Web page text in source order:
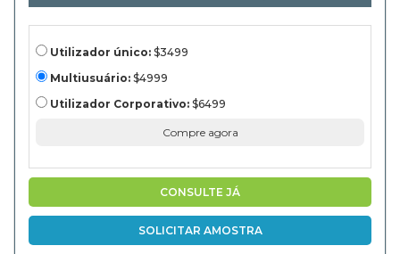
Cinema
Broadcasting,
Video,
Content, Live
Freelancers &
Creators,
Educational
Broadcasting
Utilizador único: $3499
Multiusuário: $4999
Utilizador Corporativo: $6499
Compre agora
CONSULTE JÁ
SOLICITAR AMOSTRA